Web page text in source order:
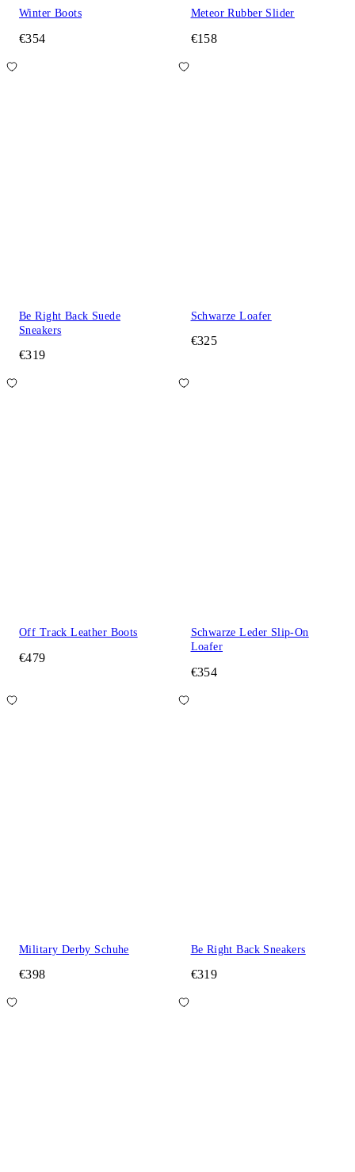
Winter Boots
€354
Meteor Rubber Slider
€158
Be Right Back Suede
Sneakers
€319
Schwarze Loafer
€325
Off Track Leather Boots
€479
Schwarze Leder Slip-On
Loafer
€354
Military Derby Schuhe
€398
Be Right Back Sneakers
€319